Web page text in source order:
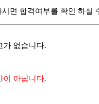
면 합격여부를 확인 하실
가 없습니다.
이 아닙니다.